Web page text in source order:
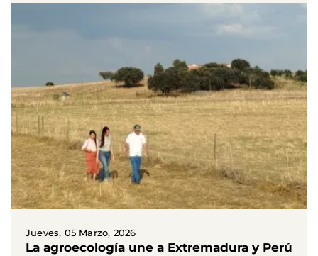
Jueves, 05 Marzo, 2026
La agroecología une a Extremadura y Perú